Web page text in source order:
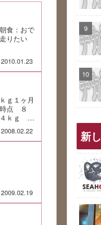
食：おで
りたい
2010.01.23
ｇ１ヶ月
点 ８
４ｋｇ ▲
2008.02.22
2009.02.19
新